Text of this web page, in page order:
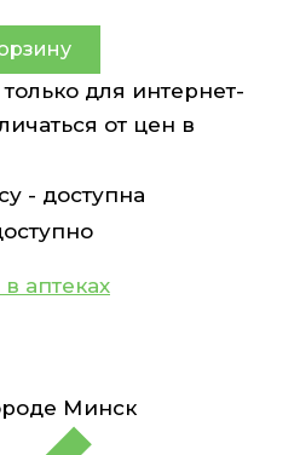
для интернет-
от цен в
- доступна
аптеках
Минск